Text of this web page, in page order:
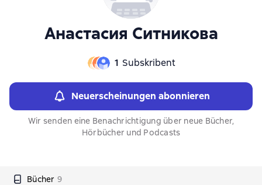
Анастасия Ситникова
1 Subskribent
Neuerscheinungen abonnieren
Wir senden eine Benachrichtigung über neue Bücher,
Hörbücher und Podcasts
Bücher 9